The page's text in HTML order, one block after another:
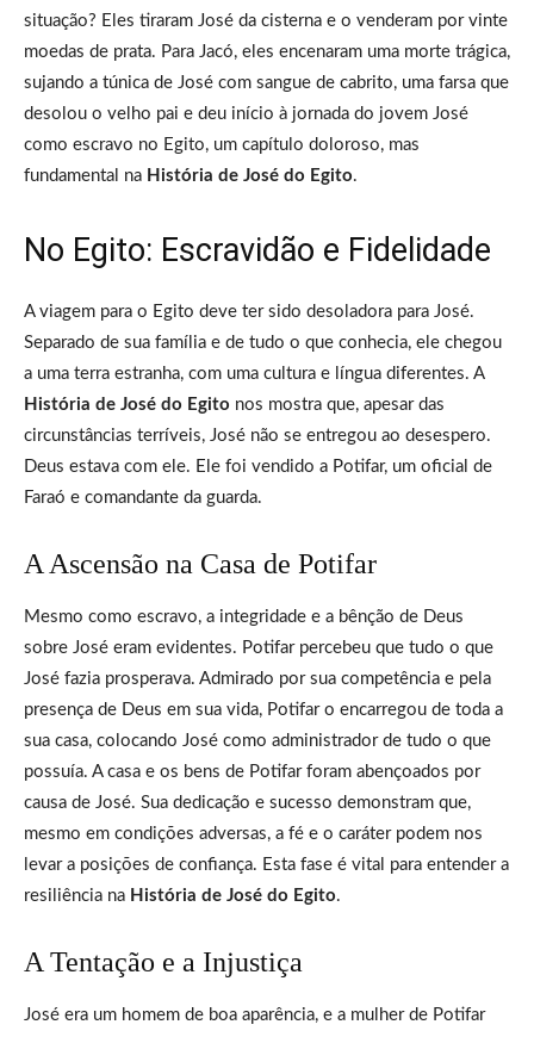
situação? Eles tiraram José da cisterna e o venderam por vinte
moedas de prata. Para Jacó, eles encenaram uma morte trágica,
sujando a túnica de José com sangue de cabrito, uma farsa que
desolou o velho pai e deu início à jornada do jovem José
como escravo no Egito, um capítulo doloroso, mas
fundamental na História de José do Egito.
No Egito: Escravidão e Fidelidade
A viagem para o Egito deve ter sido desoladora para José.
Separado de sua família e de tudo o que conhecia, ele chegou
a uma terra estranha, com uma cultura e língua diferentes. A
História de José do Egito nos mostra que, apesar das
circunstâncias terríveis, José não se entregou ao desespero.
Deus estava com ele. Ele foi vendido a Potifar, um oficial de
Faraó e comandante da guarda.
A Ascensão na Casa de Potifar
Mesmo como escravo, a integridade e a bênção de Deus
sobre José eram evidentes. Potifar percebeu que tudo o que
José fazia prosperava. Admirado por sua competência e pela
presença de Deus em sua vida, Potifar o encarregou de toda a
sua casa, colocando José como administrador de tudo o que
possuía. A casa e os bens de Potifar foram abençoados por
causa de José. Sua dedicação e sucesso demonstram que,
mesmo em condições adversas, a fé e o caráter podem nos
levar a posições de confiança. Esta fase é vital para entender a
resiliência na História de José do Egito.
A Tentação e a Injustiça
José era um homem de boa aparência, e a mulher de Potifar